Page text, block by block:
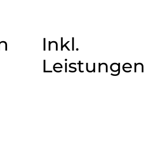
Inkl.
Leistungen